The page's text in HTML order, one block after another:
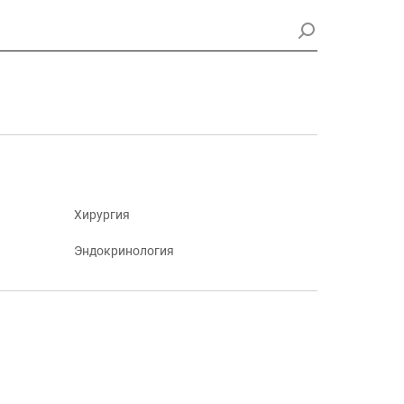
Хирургия
Эндокринология